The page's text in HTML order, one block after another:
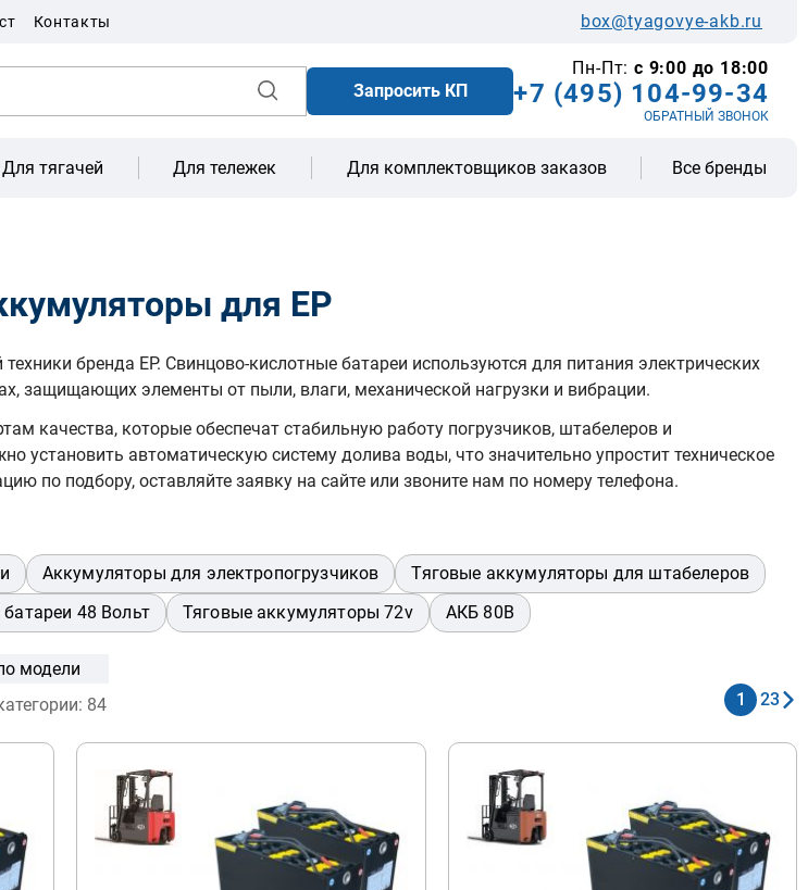
Контакты box@tyagovye-akb.ru
Запросить КП
Пн-Пт: с 9:00 до 18:00
+7 (495) 104-99-34
ОБРАТНЫЙ ЗВОНОК
Для тягачей Для тележек Для комплектовщиков заказов Все бренды
для EP
бренда EP. Свинцово-кислотные батареи используются для питания электрических
защищающих элементы от пыли, влаги, механической нагрузки и вибрации.
качества, которые обеспечат стабильную работу погрузчиков, штабелеров и
установить автоматическую систему долива воды, что значительно упростит техническое
по подбору, оставляйте заявку на сайте или звоните нам по номеру телефона.
Аккумуляторы для электропогрузчиков
Тяговые аккумуляторы для штабелеров
48 Вольт Тяговые аккумуляторы 72v АКБ 80В
модели
84 1 23